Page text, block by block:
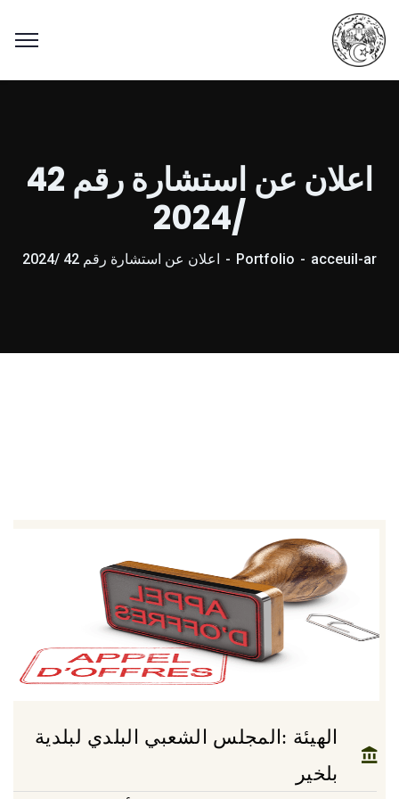
اعلان عن استشارة رقم 42
/2024
acceuil-ar
Portfolio اعلان عن استشارة رقم 42 /2024
الهيئة :المجلس الشعبي البلدي لبلدية
بلخير